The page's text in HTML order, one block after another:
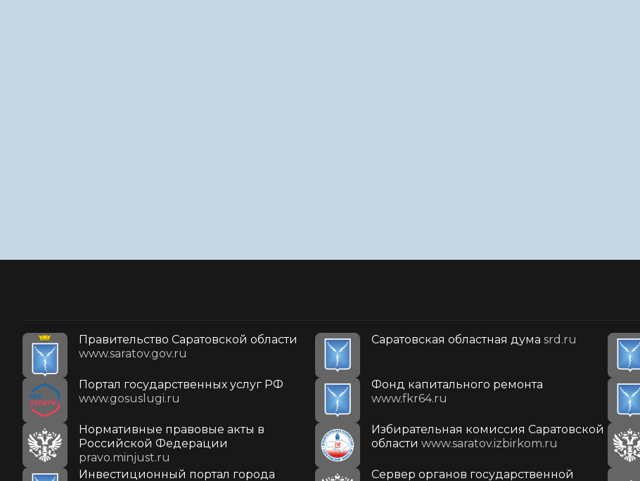
Правительство Саратовской области
www.saratov.gov.ru
Саратовская областная дума srd.ru
Портал государственных услуг РФ
www.gosuslugi.ru
Фонд капитального ремонта
www.fkr64.ru
Нормативные правовые акты в
Российской Федерации
pravo.minjust.ru
Избирательная комиссия Саратовской
области www.saratov.izbirkom.ru
Инвестиционный портал города
Сервер органов государственной